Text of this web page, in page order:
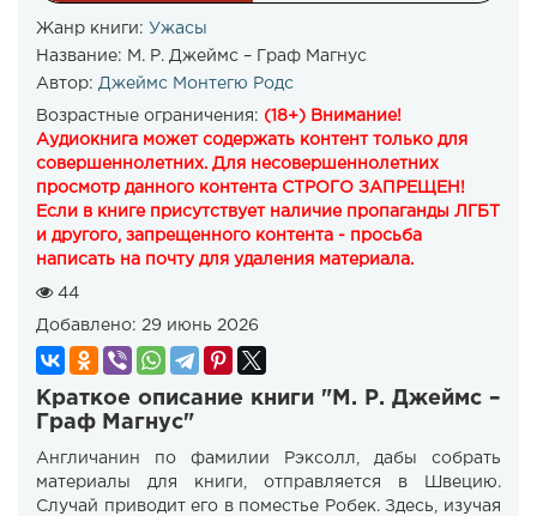
Жанр книги: Ужасы
Название: М. Р. Джеймс – Граф Магнус
Автор: Джеймс Монтегю Родс
Возрастные ограничения: (18+) Внимание!
Аудиокнига может содержать контент только для
совершеннолетних. Для несовершеннолетних
просмотр данного контента СТРОГО ЗАПРЕЩЕН!
Если в книге присутствует наличие пропаганды ЛГБТ
и другого, запрещенного контента - просьба
написать на почту для удаления материала.
44
Добавлено: 29 июнь 2026
Краткое описание книги "М. Р. Джеймс –
Граф Магнус"
Англичанин по фамилии Рэксолл, дабы собрать
материалы для книги, отправляется в Швецию.
Случай приводит его в поместье Робек. Здесь, изучая